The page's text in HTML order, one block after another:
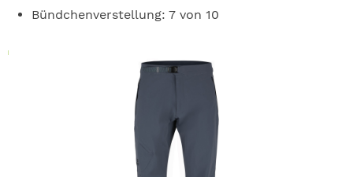
Bündchenverstellung: 7 von 10